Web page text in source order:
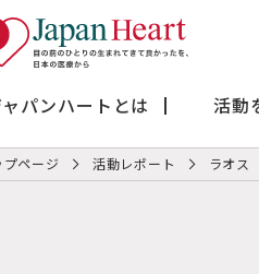
パンハートとは 活動
プページ 活動レポート ラオス